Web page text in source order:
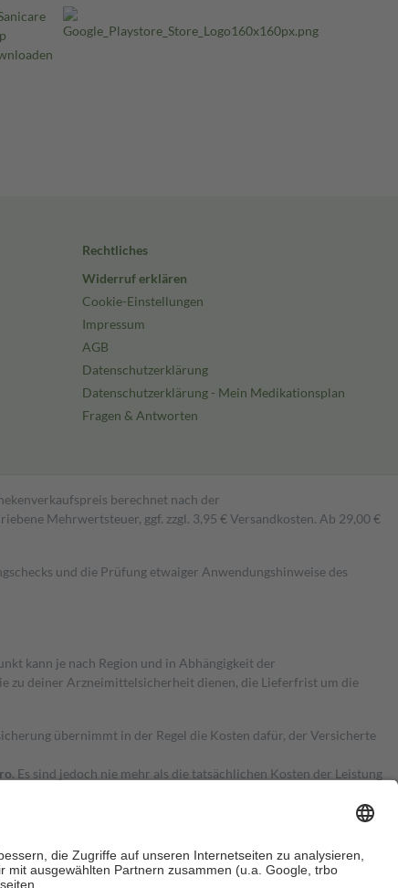
Rechtliches
Widerruf erklären
Cookie-Einstellungen
Impressum
AGB
Datenschutzerklärung
Datenschutzerklärung - Mein Medikationsplan
Fragen & Antworten
berechnet nach der
Mehrwertsteuer, ggf. zzgl. 3,95 € Versandkosten. Ab 29,00 €
und die Prüfung etwaiger Anwendungshinweise des
kann je nach Region und in Abhängigkeit der
zu deiner Arzneimittelsicherheit dienen, die Lieferfrist um die
übernimmt in der Regel die Kosten dafür, der Versicherte
Es sind jedoch nie mehr als die tatsächlichen Kosten der Leistung
an bei: